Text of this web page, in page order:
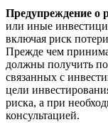
Предупреждение о
или иные
включая риск
Прежде чем
должны получить
связанных с
цели
риска, а при
консультацией.